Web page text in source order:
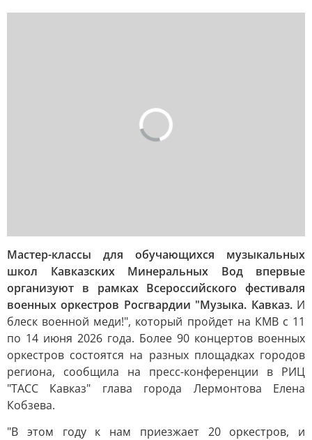
Мастер-классы для обучающихся музыкальных
школ Кавказских Минеральных Вод впервые
организуют в рамках Всероссийского фестиваля
военных оркестров Росгвардии "Музыка. Кавказ. И
блеск военной меди!", который пройдет на КМВ с 11
по 14 июня 2026 года. Более 90 концертов военных
оркестров состоятся на разных площадках городов
региона, сообщила на пресс-конференции в РИЦ
"ТАСС Кавказ" глава города Лермонтова Елена
Кобзева.
"В этом году к нам приезжает 20 оркестров, и